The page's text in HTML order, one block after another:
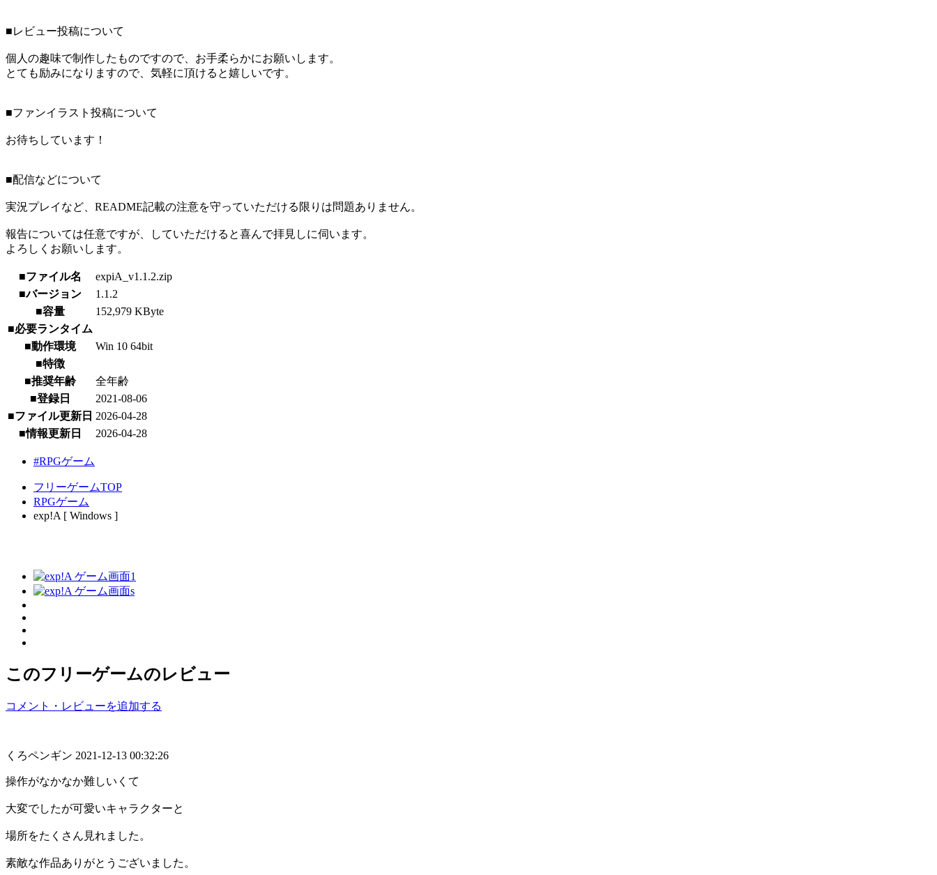
■レビュー投稿について
個人の趣味で制作したものですので、お手柔らかにお願いします。
とても励みになりますので、気軽に頂けると嬉しいです。
■ファンイラスト投稿について
お待ちしています！
■配信などについて
実況プレイなど、README記載の注意を守っていただける限りは問題ありません。
報告については任意ですが、していただけると喜んで拝見しに伺います。
よろしくお願いします。
■ファイル名
expiA_v1.1.2.zip
■バージョン
1.1.2
■容量
152,979 KByte
■必要ランタイム
■動作環境
Win 10 64bit
■特徴
■推奨年齢
全年齢
■登録日
2021-08-06
■ファイル更新日 2026-04-28
■情報更新日
2026-04-28
#RPGゲーム
フリーゲームTOP
RPGゲーム
exp!A [ Windows ]
このフリーゲームのレビュー
コメント・レビューを追加する
くろペンギン 2021-12-13 00:32:26
操作がなかなか難しいくて
大変でしたが可愛いキャラクターと
場所をたくさん見れました。
素敵な作品ありがとうございました。